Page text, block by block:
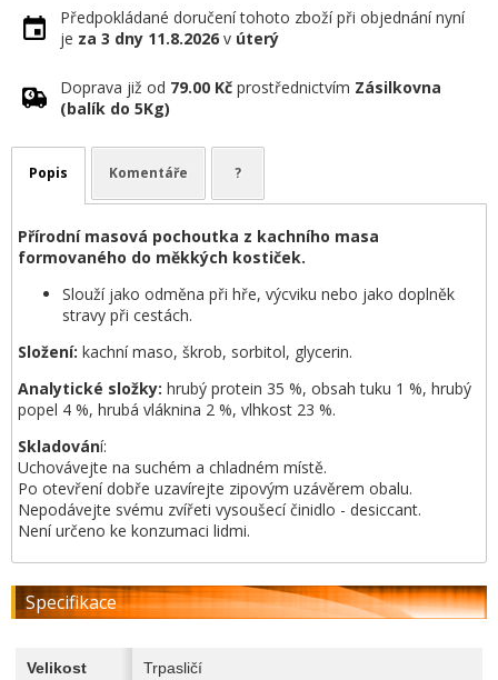
Předpokládané doručení tohoto zboží při objednání nyní
je za 3 dny 11.8.2026 v úterý
Doprava již od 79.00 Kč prostřednictvím Zásilkovna
(balík do 5Kg)
Popis Komentáře ?
Přírodní masová pochoutka z kachního masa
formovaného do měkkých kostiček.
Slouží jako odměna při hře, výcviku nebo jako doplněk
stravy při cestách.
Složení: kachní maso, škrob, sorbitol, glycerin.
Analytické složky: hrubý protein 35 %, obsah tuku 1 %, hrubý
popel 4 %, hrubá vláknina 2 %, vlhkost 23 %.
Skladování:
Uchovávejte na suchém a chladném místě.
Po otevření dobře uzavírejte zipovým uzávěrem obalu.
Nepodávejte svému zvířeti vysoušecí činidlo - desiccant.
Není určeno ke konzumaci lidmi.
Specifikace
Velikost
Trpasličí